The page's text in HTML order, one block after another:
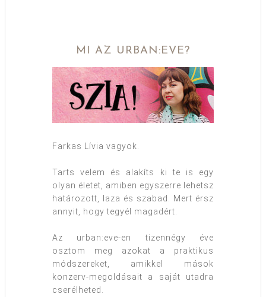
MI AZ URBAN:EVE?
Farkas Lívia vagyok.
Tarts velem és alakíts ki te is egy
olyan életet, amiben egyszerre lehetsz
határozott, laza és szabad. Mert érsz
annyit, hogy tegyél magadért.
Az urban:eve-en tizennégy éve
osztom meg azokat a praktikus
módszereket, amikkel mások
konzerv-megoldásait a saját utadra
cserélheted.